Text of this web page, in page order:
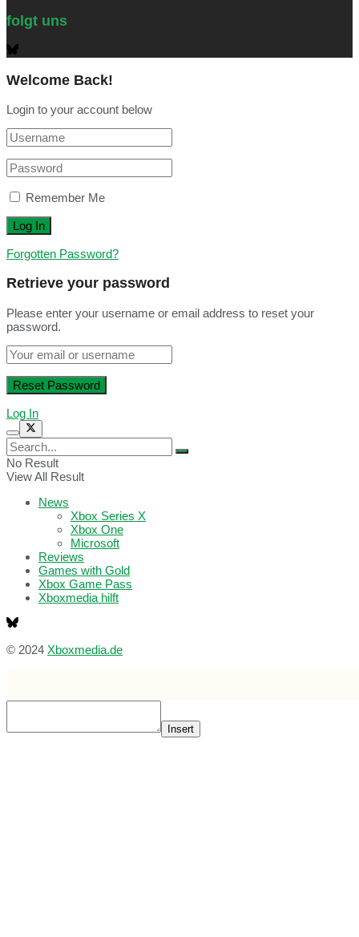
folgt uns
Welcome Back!
Login to your account below
Remember Me
Forgotten Password?
Retrieve your password
Please enter your username or email address to reset your
password.
Log In
No Result
View All Result
News
Xbox Series X
Xbox One
Microsoft
Reviews
Games with Gold
Xbox Game Pass
Xboxmedia hilft
© 2024 Xboxmedia.de
Insert